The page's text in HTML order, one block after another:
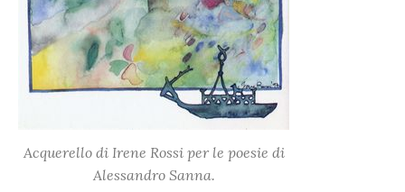
Acquerello di Irene Rossi per le poesie di
Alessandro Sanna.